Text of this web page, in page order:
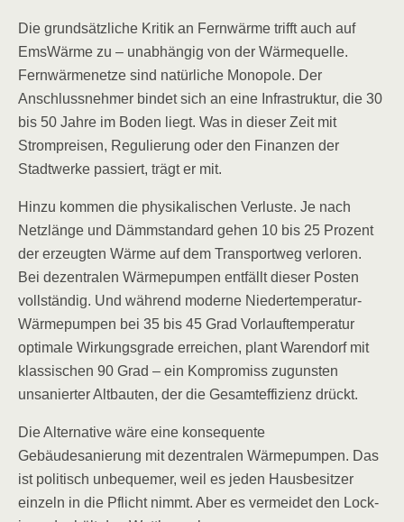
Die grundsätzliche Kritik an Fernwärme trifft auch auf
EmsWärme zu – unabhängig von der Wärmequelle.
Fernwärmenetze sind natürliche Monopole. Der
Anschlussnehmer bindet sich an eine Infrastruktur, die 30
bis 50 Jahre im Boden liegt. Was in dieser Zeit mit
Strompreisen, Regulierung oder den Finanzen der
Stadtwerke passiert, trägt er mit.
Hinzu kommen die physikalischen Verluste. Je nach
Netzlänge und Dämmstandard gehen 10 bis 25 Prozent
der erzeugten Wärme auf dem Transportweg verloren.
Bei dezentralen Wärmepumpen entfällt dieser Posten
vollständig. Und während moderne Niedertemperatur-
Wärmepumpen bei 35 bis 45 Grad Vorlauftemperatur
optimale Wirkungsgrade erreichen, plant Warendorf mit
klassischen 90 Grad – ein Kompromiss zugunsten
unsanierter Altbauten, der die Gesamteffizienz drückt.
Die Alternative wäre eine konsequente
Gebäudesanierung mit dezentralen Wärmepumpen. Das
ist politisch unbequemer, weil es jeden Hausbesitzer
einzeln in die Pflicht nimmt. Aber es vermeidet den Lock-